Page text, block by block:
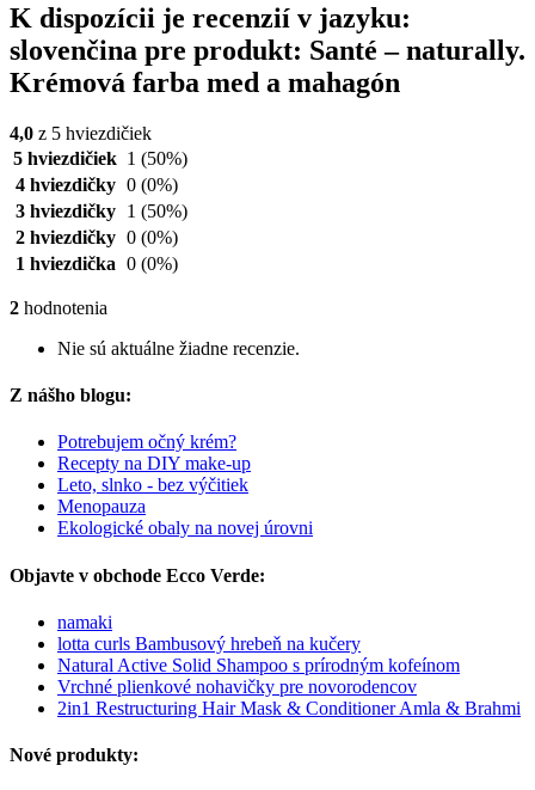
K dispozícii je recenzií v jazyku:
slovenčina pre produkt: Santé – naturally.
Krémová farba med a mahagón
4,0 z 5 hviezdičiek
5 hviezdičiek 1 (50%)
4 hviezdičky 0 (0%)
3 hviezdičky
1 (50%)
2 hviezdičky 0 (0%)
1 hviezdička 0 (0%)
2 hodnotenia
Nie sú aktuálne žiadne recenzie.
Z nášho blogu:
Potrebujem očný krém?
Recepty na DIY make-up
Leto, slnko - bez výčitiek
Menopauza
Ekologické obaly na novej úrovni
Objavte v obchode Ecco Verde:
namaki
lotta curls Bambusový hrebeň na kučery
Natural Active Solid Shampoo s prírodným kofeínom
Vrchné plienkové nohavičky pre novorodencov
2in1 Restructuring Hair Mask & Conditioner Amla & Brahmi
Nové produkty: